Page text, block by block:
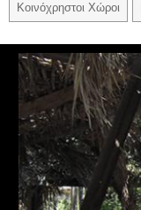
Κοινόχρηστοι Χώροι